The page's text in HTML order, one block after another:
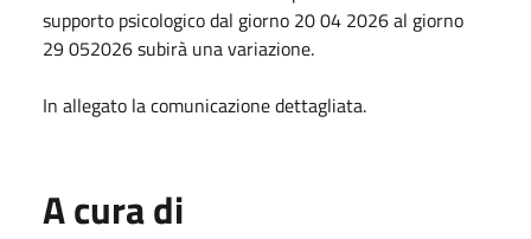
supporto psicologico dal giorno 20 04 2026 al giorno
29 052026 subirà una variazione.
In allegato la comunicazione dettagliata.
A cura di